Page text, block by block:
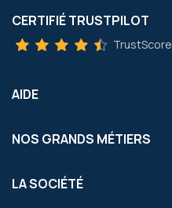
CERTIFIÉ TRUSTPILOT
TrustScore
AIDE
NOS GRANDS MÉTIERS
LA SOCIÉTÉ